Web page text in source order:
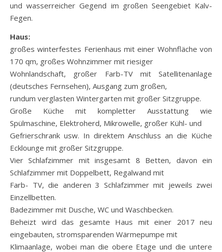
und wasserreicher Gegend im großen Seengebiet Kalv-
Fegen.
Haus:
großes winterfestes Ferienhaus mit einer Wohnfläche von
170 qm, großes Wohnzimmer mit riesiger
Wohnlandschaft, großer Farb-TV mit Satellitenanlage
(deutsches Fernsehen), Ausgang zum großen,
rundum verglasten Wintergarten mit großer Sitzgruppe.
Große Küche mit kompletter Ausstattung wie
Spülmaschine, Elektroherd, Mikrowelle, großer Kühl- und
Gefrierschrank usw. In direktem Anschluss an die Küche
Ecklounge mit großer Sitzgruppe.
Vier Schlafzimmer mit insgesamt 8 Betten, davon ein
Schlafzimmer mit Doppelbett, Regalwand mit
Farb- TV, die anderen 3 Schlafzimmer mit jeweils zwei
Einzellbetten.
Badezimmer mit Dusche, WC und Waschbecken.
Beheizt wird das gesamte Haus mit einer 2017 neu
eingebauten, stromsparenden Wärmepumpe mit
Klimaanlage, wobei man die obere Etage und die untere